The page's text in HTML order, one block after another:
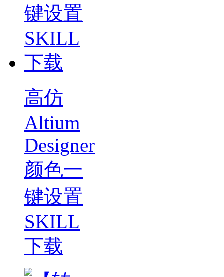
高仿
Altium
Designer
颜色一
键设置
SKILL
下载